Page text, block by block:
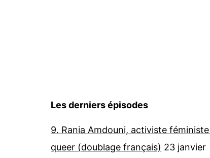
Les derniers épisodes
9. Rania Amdouni, activiste
queer (doublage français) 23 janvier